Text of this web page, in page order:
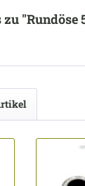
"Rundöse